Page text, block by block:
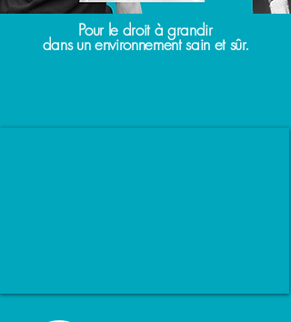
Pour le droit à grandir
dans un environnement sain et sûr.